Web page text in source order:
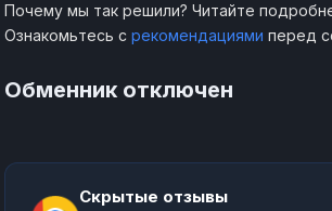
Почему мы так решили? Читайте
Ознакомьтесь с рекомендациями перед
Обменник отключен
Скрытые отзывы